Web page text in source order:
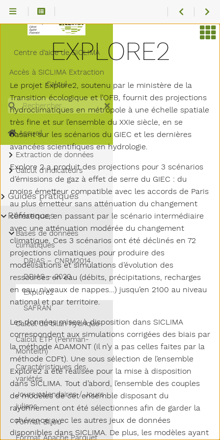
disponibles
par modèle
climatiques
d’utilisation
données
DRIAS
Pour
aller
plus
loin
EXPLORE2
Le projet Explore2, soutenu par le ministère de la
Transition écologique et l’OFB, fournit des projections
hydroclimatiques en métropole à une échelle spatiale
très fine et sur l’ensemble du XXIe siècle, en se
basant sur les scénarios du GIEC et les dernières
avancées scientifiques en hydrologie.
Explore 2 a produit des projections pour 3 scénarios
d’émissions de gaz à effet de serre du GIEC : du
moins émetteur compatible avec les accords de Paris
au plus émetteur sans atténuation du changement
climatique, en passant par le scénario intermédiaire
avec une atténuation modérée du changement
climatique. Ces 3 scénarios ont été déclinés en 72
projections climatiques pour produire des
modélisations et simulations d’évolution des
ressources en eau (débits, précipitations, recharges
en eau, niveaux de nappes…) jusqu’en 2100 au niveau
national et par territoire.
Les données mises à disposition dans SICLIMA
correspondent aux simulations corrigées des biais par
la méthode ADAMONT (il n’y a pas celles faites par la
méthode CDFt). Une sous sélection de l’ensemble
Explore2 a été réalisée pour la mise à disposition
dans SICLIMA. Tout d’abord, l’ensemble des couples
de modèles de cet ensemble disposant du
rayonnement ont été sélectionnes afin de garder la
cohérence avec les autres jeux de données
disponibles dans SICLIMA. De plus, les modèles ayant
Centre d’aide de SICLIMA
Accès à SICLIMA Extraction
Calcul
Rechercher
Accueil
Sous-menu Découvrir SICLIMA
Découvrir SICLIMA
Sous-menu Demande d’accès
Demande d’accès
Sous-menu Extraction de données
Extraction de données
Sous-menu Calcul d’indicateurs
Calcul d’indicateurs
Sous-menu Guides pratiques
Guides pratiques
Sous-menu Références
Références
Sous-menu Bases de données climatiques
Bases de données
climatiques
DRIAS – CNRM2014
DRIAS – 2020
Explore2
SAFRAN
Calcul du bilan hydrique
Calcul ETP (Penman-
Monteith)
Caractéristiques des
variétés
Jours calendaires / Jours
juliens
Format Biljou
Format Apache Parquet